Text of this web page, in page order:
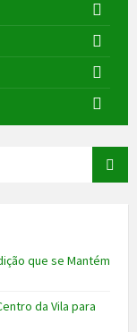
que se Mantém
da Vila para